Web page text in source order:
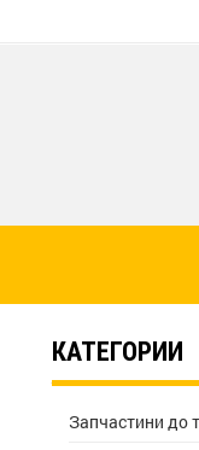
КАТЕГОРИИ
Запчастини до